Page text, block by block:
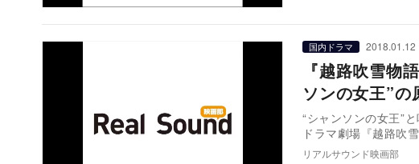
国内ドラマ 2018.01.12
『越路吹雪物
ソンの女王”
“シャンソンの女王”
ドラマ劇場『越路吹
リアルサウンド映画部